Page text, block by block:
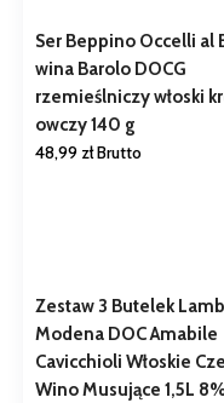
Ser Beppino Occelli al
wina Barolo DOCG
rzemieślniczy włoski
owczy 140 g
48,99 złBrutto
Zestaw 3 Butelek
Modena DOC Amabile
Cavicchioli Włoskie
Wino Musujące 1,5L